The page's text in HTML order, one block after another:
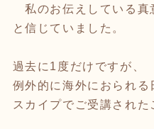
私のお伝えしている真
と信じていました。
過去に1度だけですが、
例外的に海外におられる
スカイプでご受講された